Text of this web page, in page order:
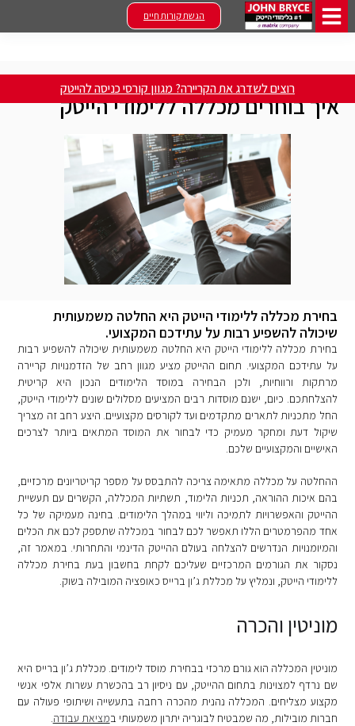
הגשת קורות חיים
רוצים לשדרג את הקריירה? מגוון קורסי כניסה להייטק
טיפים ומאמרים» איך בוחרים מכללה ללימודי הייטק
איך בוחרים מכללה ללימודי הייטק
בחירת מכללה ללימודי הייטק היא החלטה משמעותית
שיכולה להשפיע רבות על עתידכם המקצועי.
בחירת מכללה ללימודי הייטק היא החלטה משמעותית שיכולה להשפיע רבות
על עתידכם המקצועי. תחום ההייטק מציע מגוון רחב של הזדמנויות קריירה
מרתקות ורווחיות, ולכן הבחירה במוסד הלימודים הנכון היא קריטית
להצלחתכם. כיום, ישנם מוסדות רבים המציעים מסלולים שונים ללימודי הייטק,
החל מתכניות לתארים מתקדמים ועד לקורסים מקצועיים. היצע רחב זה מצריך
שיקול דעת ומחקר מעמיק כדי לבחור את המוסד המתאים ביותר לצרכים
האישיים והמקצועיים שלכם.
ההחלטה על מכללה מתאימה צריכה להתבסס על מספר קריטריונים מרכזיים,
בהם איכות ההוראה, תכניות הלימוד, תשתיות המכללה, הקשרים עם תעשיית
ההייטק והאפשרויות לתמיכה וליווי במהלך הלימודים. בחינה מעמיקה של כל
אחד מהפרמטרים הללו תאפשר לכם לבחור במכללה שתספק לכם את הכלים
והמיומנויות הנדרשים להצלחה בעולם ההייטק הדינמי והתחרותי. במאמר זה,
נסקור את הגורמים המרכזיים שעליכם לקחת בחשבון בעת בחירת מכללה
ללימודי הייטק, ונמליץ על מכללת ג’ון ברייס כאופציה המובילה בשוק.
מוניטין והכרה
מוניטין המכללה הוא גורם מרכזי בבחירת מוסד לימודים. מכללת ג’ון ברייס היא
שם נרדף למצוינות בתחום ההייטק, עם ניסיון רב בהכשרת עשרות אלפי אנשי
מקצוע מצליחים. המכללה נהנית מהכרה רחבה בתעשייה ושיתופי פעולה עם
חברות מובילות, מה שמבטיח לבוגריה יתרון משמעותי במציאת עבודה.